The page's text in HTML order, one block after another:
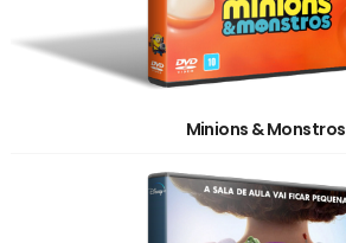
Minions & Monstros